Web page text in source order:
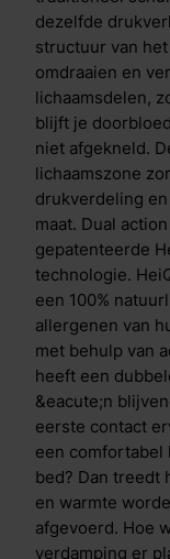
afgevoerd. Hoe
verdamping er plaatsvindt.
temperatuur
Motion is de
De&nbsp;Aqua
coating bovenop
coating heeft
je direct
ademend en
Door het
van de juiste
koperdeeltjes in
tegen
koper
contact, hoesten
Deze ionen
waardoor ze
dankzij deze
Verschil Cool
Motion 7 en
dezelfde
dezelfde
structuur van
omdraaien en
lichaamsdelen,
blijft je
niet afgekneld.
lichaamszone
drukverdeling
maat. Dual
gepatenteerde
technologie.
een 100%
allergenen van
met behulp van
heeft een
&eacute;n
eerste contact
een comfortabel
bed? Dan treedt
en warmte
afgevoerd. Hoe
verdamping er